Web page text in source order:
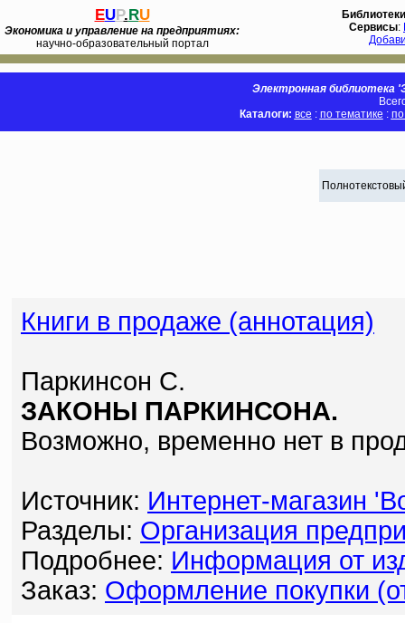
EUP.RU
Экономика и управление на предприятиях:
научно-образовательный портал
Библиотеки
Сервисы:
Электронная библиотека
Каталоги: все : по тематике :
Книги в продаже (аннотация)
Паркинсон С.
ЗАКОНЫ ПАРКИНСОНА.
Возможно, временно нет в
Источник: Интернет-магазин
Разделы: Организация
Подробнее: Информация от
Заказ: Оформление покупки